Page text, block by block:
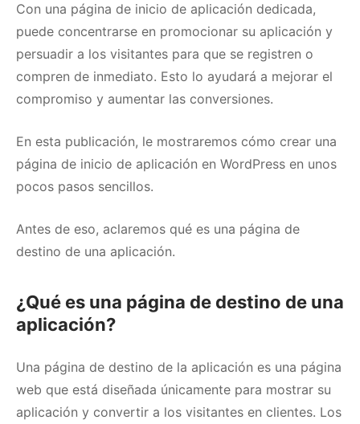
Con una página de inicio de aplicación dedicada,
puede concentrarse en promocionar su aplicación y
persuadir a los visitantes para que se registren o
compren de inmediato. Esto lo ayudará a mejorar el
compromiso y aumentar las conversiones.
En esta publicación, le mostraremos cómo crear una
página de inicio de aplicación en WordPress en unos
pocos pasos sencillos.
Antes de eso, aclaremos qué es una página de
destino de una aplicación.
¿Qué es una página de destino de una
aplicación?
Una página de destino de la aplicación es una página
web que está diseñada únicamente para mostrar su
aplicación y convertir a los visitantes en clientes. Los